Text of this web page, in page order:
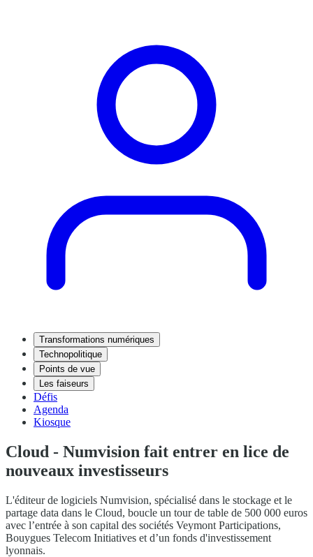
Transformations numériques
Technopolitique
Points de vue
Les faiseurs
Défis
Agenda
Kiosque
Cloud - Numvision fait entrer en lice de
nouveaux investisseurs
L'éditeur de logiciels Numvision, spécialisé dans le stockage et le
partage data dans le Cloud, boucle un tour de table de 500 000 euros
avec l’entrée à son capital des sociétés Veymont Participations,
Bouygues Telecom Initiatives et d’un fonds d'investissement
lyonnais.